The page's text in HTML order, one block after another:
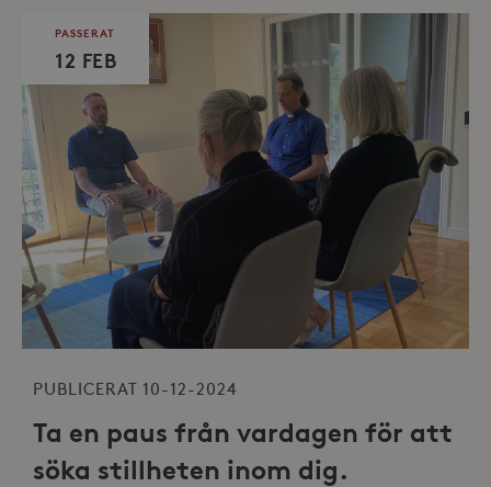
PASSERAT
12 FEB
PUBLICERAT 10-12-2024
Ta en paus från vardagen för att
söka stillheten inom dig.